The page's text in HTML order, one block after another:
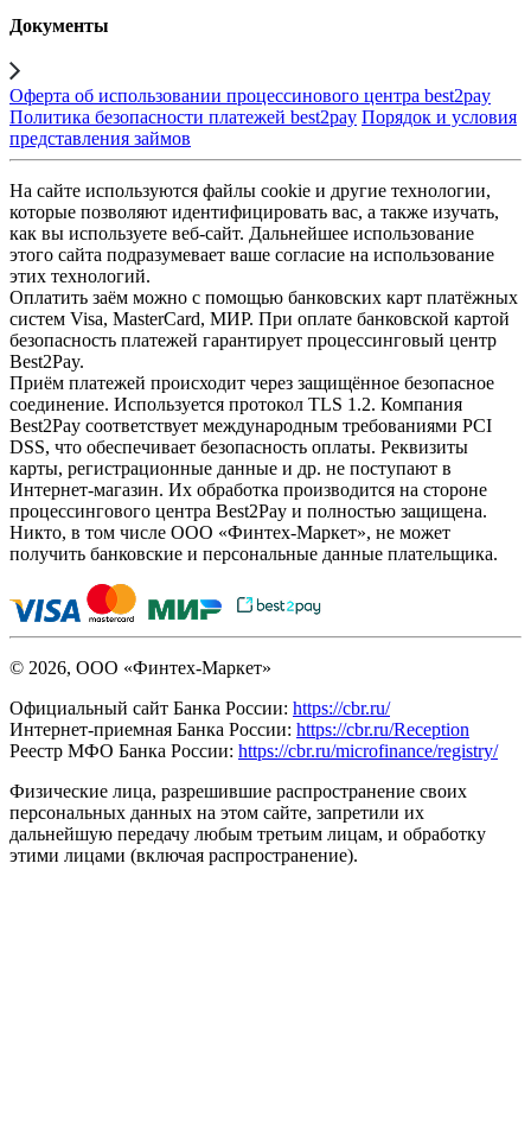
Документы
Оферта об использовании процессинового центра best2pay
Политика безопасности платежей best2pay Порядок и условия
представления займов
На сайте используются файлы cookie и другие технологии,
которые позволяют идентифицировать вас, а также изучать,
как вы используете веб-сайт. Дальнейшее использование
этого сайта подразумевает ваше согласие на использование
этих технологий.
Оплатить заём можно с помощью банковских карт платёжных
систем Visa, MasterCard, МИР. При оплате банковской картой
безопасность платежей гарантирует процессинговый центр
Best2Pay.
Приём платежей происходит через защищённое безопасное
соединение. Используется протокол TLS 1.2. Компания
Best2Pay соответствует международным требованиями PCI
DSS, что обеспечивает безопасность оплаты. Реквизиты
карты, регистрационные данные и др. не поступают в
Интернет-магазин. Их обработка производится на стороне
процессингового центра Best2Pay и полностью защищена.
Никто, в том числе ООО «Финтех-Маркет», не может
получить банковские и персональные данные плательщика.
© 2026, ООО «Финтех-Маркет»
Официальный сайт Банка России: https://cbr.ru/
Интернет-приемная Банка России: https://cbr.ru/Reception
Реестр МФО Банка России: https://cbr.ru/microfinance/registry/
Физические лица, разрешившие распространение своих
персональных данных на этом сайте, запретили их
дальнейшую передачу любым третьим лицам, и обработку
этими лицами (включая распространение).